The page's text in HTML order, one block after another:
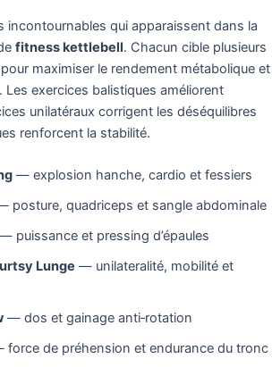
incontournables qui apparaissent dans la
fitness kettlebell. Chacun cible plusieurs
maximiser le rendement métabolique et
exercices balistiques améliorent
unilatéraux corrigent les déséquilibres
renforcent la stabilité.
— explosion hanche, cardio et fessiers
posture, quadriceps et sangle abdominale
puissance et pressing d’épaules
Lunge — unilateralité, mobilité et
— dos et gainage anti‑rotation
de préhension et endurance du tronc